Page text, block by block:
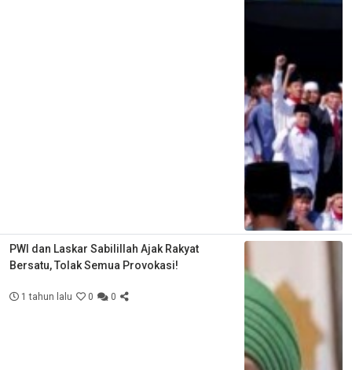
PWI dan Laskar Sabilillah Ajak Rakyat
Bersatu, Tolak Semua Provokasi!
1 tahun lalu 0 0